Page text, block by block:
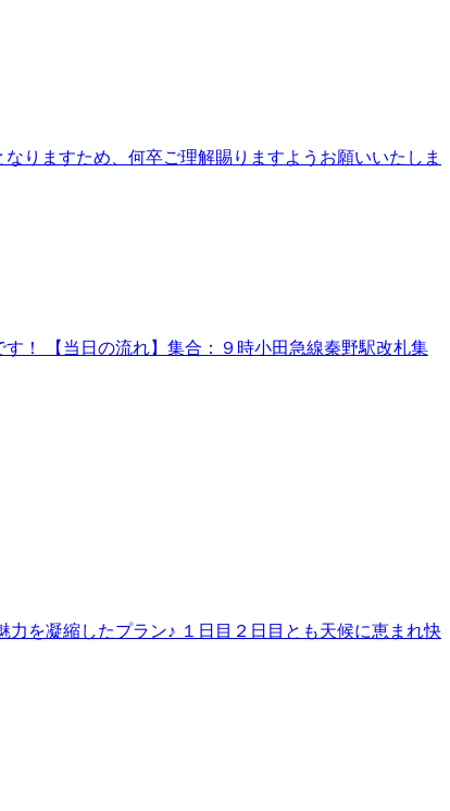
りますため、何卒ご理解賜りますようお願いいたしま
！ 【当日の流れ】集合：９時小田急線秦野駅改札集
を凝縮したプラン♪ １日目２日目とも天候に恵まれ快